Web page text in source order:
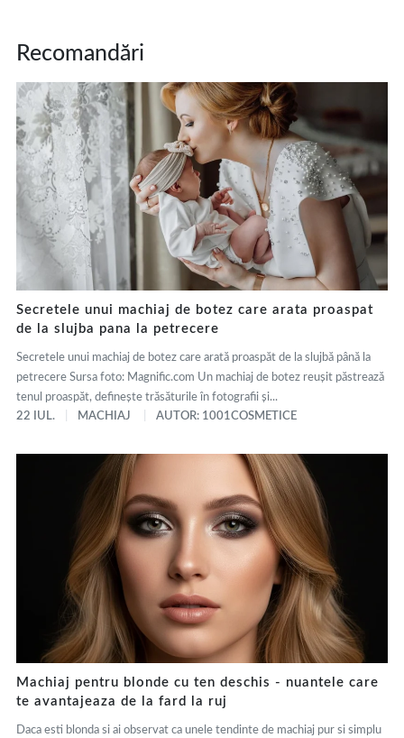
Recomandări
Secretele unui machiaj de botez care arata proaspat
de la slujba pana la petrecere
Secretele unui machiaj de botez care arată proaspăt de la slujbă până la
petrecere Sursa foto: Magnific.com Un machiaj de botez reușit păstrează
tenul proaspăt, definește trăsăturile în fotografii și...
22 IUL.
MACHIAJ AUTOR: 1001COSMETICE
Machiaj pentru blonde cu ten deschis - nuantele care
te avantajeaza de la fard la ruj
Daca esti blonda si ai observat ca unele tendinte de machiaj pur si simplu